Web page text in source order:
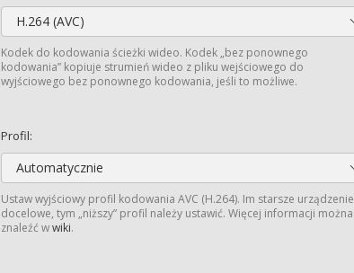
H.264 (AVC)
Kodek do kodowania ścieżki wideo. Kodek „bez ponownego
kodowania” kopiuje strumień wideo z pliku wejściowego do
wyjściowego bez ponownego kodowania, jeśli to możliwe.
Profil:
Automatycznie
Ustaw wyjściowy profil kodowania AVC (H.264). Im starsze urządzenie
docelowe, tym „niższy” profil należy ustawić. Więcej informacji można
znaleźć wwiki.